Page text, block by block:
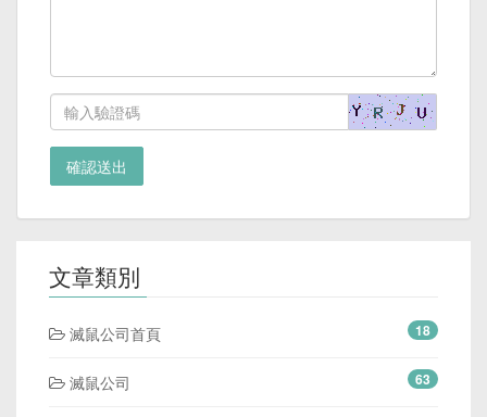
確認送出
文章類別
滅鼠公司首頁 18
滅鼠公司 63